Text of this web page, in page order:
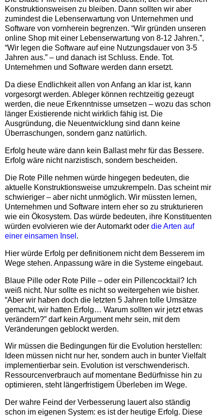
Konstruktionsweisen zu bleiben. Dann sollten wir aber
zumindest die Lebenserwartung von Unternehmen und
Software von vornherein begrenzen. “Wir gründen unseren
online Shop mit einer Lebenserwartung von 8-12 Jahren.”,
“Wir legen die Software auf eine Nutzungsdauer von 3-5
Jahren aus.” – und danach ist Schluss. Ende. Tot.
Unternehmen und Software werden dann ersetzt.
Da diese Endlichkeit allen von Anfang an klar ist, kann
vorgesorgt werden. Ableger können rechtzeitig gezeugt
werden, die neue Erkenntnisse umsetzen – wozu das schon
länger Existierende nicht wirklich fähig ist. Die
Ausgründung, die Neuentwicklung sind dann keine
Überraschungen, sondern ganz natürlich.
Erfolg heute wäre dann kein Ballast mehr für das Bessere.
Erfolg wäre nicht narzistisch, sondern bescheiden.
Die Rote Pille nehmen würde hingegen bedeuten, die
aktuelle Konstruktionsweise umzukrempeln. Das scheint mir
schwieriger – aber nicht unmöglich. Wir müssten lernen,
Unternehmen und Software intern eher so zu strukturieren
wie ein Ökosystem. Das würde bedeuten, ihre Konstituenten
würden evolvieren wie der Automarkt oder die Arten auf
einer einsamen Insel .
Hier würde Erfolg per definitionem nicht dem Besserem im
Wege stehen. Anpassung wäre in die Systeme eingebaut.
Blaue Pille oder Rote Pille – oder ein Pillencocktail? Ich
weiß nicht. Nur sollte es nicht so weitergehen wie bisher.
“Aber wir haben doch die letzten 5 Jahren tolle Umsätze
gemacht, wir hatten Erfolg… Warum sollten wir jetzt etwas
verändern?” darf kein Argument mehr sein, mit dem
Veränderungen geblockt werden.
Wir müssen die Bedingungen für die Evolution herstellen:
Ideen müssen nicht nur her, sondern auch in bunter Vielfalt
implementierbar sein. Evolution ist verschwenderisch.
Ressourcenverbrauch auf momentane Bedürfnisse hin zu
optimieren, steht längerfristigem Überleben im Wege.
Der wahre Feind der Verbesserung lauert also ständig
schon im eigenen System: es ist der heutige Erfolg. Diese